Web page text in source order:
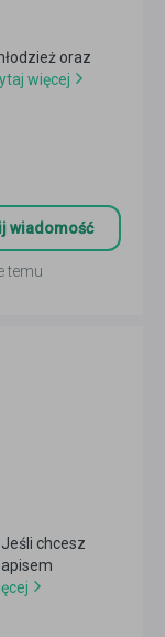
oraz
więcej
wiadomość
temu
chcesz